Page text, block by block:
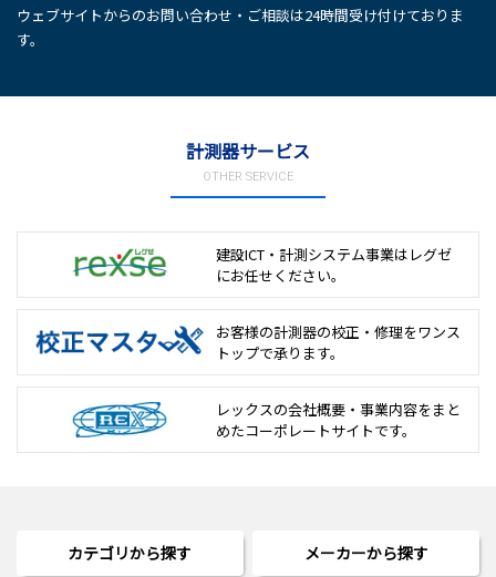
ウェブサイトからのお問い合わせ・ご相談は24時間受け付けておりま
す。
計測器サービス
OTHER SERVICE
建設ICT・計測システム事業は レグゼ
にお任せください。
お客様の計測器の校正・修理をワンス
トップで承ります。
レックスの会社概要・事業内容をまと
めたコーポレートサイトです。
カテゴリから探す メーカーから探す